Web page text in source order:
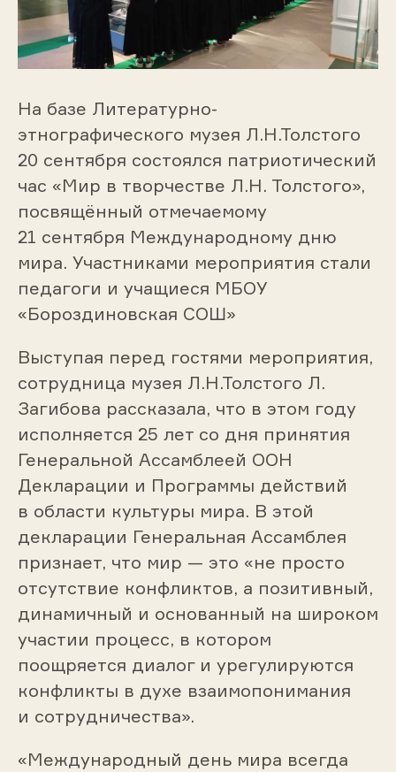
На базе Литературно-
этнографического музея Л.Н.Толстого
20 сентября состоялся патриотический
час «Мир в творчестве Л.Н. Толстого»,
посвящённый отмечаемому
21 сентября Международному дню
мира. Участниками мероприятия стали
педагоги и учащиеся МБОУ
«Бороздиновская СОШ»
Выступая перед гостями мероприятия,
сотрудница музея Л.Н.Толстого Л.
Загибова рассказала, что в этом году
исполняется 25 лет со дня принятия
Генеральной Ассамблеей ООН
Декларации и Программы действий
в области культуры мира. В этой
декларации Генеральная Ассамблея
признает, что мир — это «не просто
отсутствие конфликтов, а позитивный,
динамичный и основанный на широком
участии процесс, в котором
поощряется диалог и урегулируются
конфликты в духе взаимопонимания
и сотрудничества».
«Международный день мира всегда